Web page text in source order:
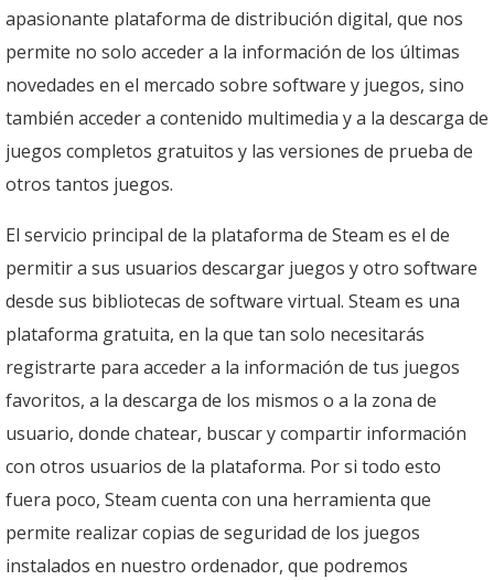
apasionante plataforma de distribución digital, que nos
permite no solo acceder a la información de los últimas
novedades en el mercado sobre software y juegos, sino
también acceder a contenido multimedia y a la descarga de
juegos completos gratuitos y las versiones de prueba de
otros tantos juegos.
El servicio principal de la plataforma de Steam es el de
permitir a sus usuarios descargar juegos y otro software
desde sus bibliotecas de software virtual. Steam es una
plataforma gratuita, en la que tan solo necesitarás
registrarte para acceder a la información de tus juegos
favoritos, a la descarga de los mismos o a la zona de
usuario, donde chatear, buscar y compartir información
con otros usuarios de la plataforma. Por si todo esto
fuera poco, Steam cuenta con una herramienta que
permite realizar copias de seguridad de los juegos
instalados en nuestro ordenador, que podremos